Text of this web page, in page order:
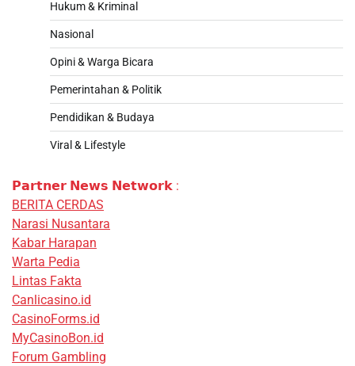
Hukum & Kriminal
Nasional
Opini & Warga Bicara
Pemerintahan & Politik
Pendidikan & Budaya
Viral & Lifestyle
𝗣𝗮𝗿𝘁𝗻𝗲𝗿 𝗡𝗲𝘄𝘀 𝗡𝗲𝘁𝘄𝗼𝗿𝗸 :
BERITA CERDAS
Narasi Nusantara
Kabar Harapan
Warta Pedia
Lintas Fakta
Canlicasino.id
CasinoForms.id
MyCasinoBon.id
Forum Gambling